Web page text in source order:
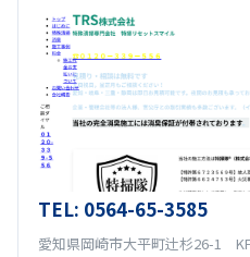
TEL: 0564-65-3585
愛知県岡崎市大平町辻杉26-1